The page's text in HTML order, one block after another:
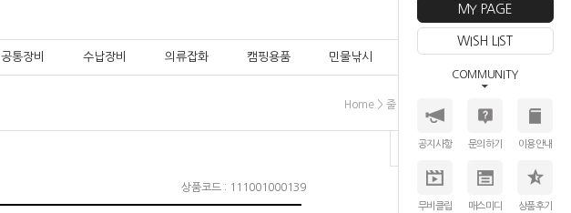
MY PAGE
WISH LIST
COMMUNITY
공지사항 문의하기 이용안내
무비클립
매스미디
상품후기
공통장비 수납장비 의류잡화 캠핑용품 민물낚시 바다낚시
Home > 줄│LINE
상품코드 : 111001000139